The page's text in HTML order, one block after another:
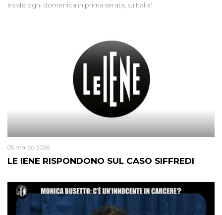
Inside ogni domenica in prima serata, su Italia1
LE IENE RISPONDONO SUL CASO SIFFREDI
05 marzo 2026